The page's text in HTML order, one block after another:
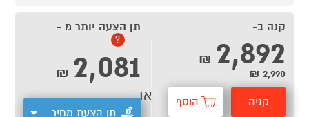
קנה ב-
2,892
₪
2,990 ₪
קניה הוסף
תן הצעה יותר מ -
?
2,081
₪
תן הצעת מחיר
או